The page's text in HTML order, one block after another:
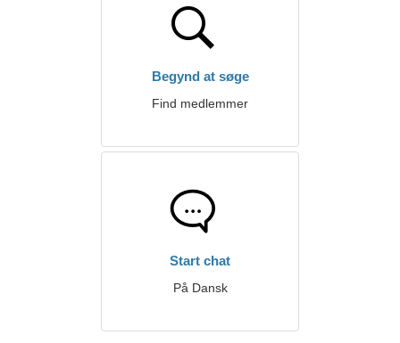
Begynd at søge
Find medlemmer
Start chat
På Dansk